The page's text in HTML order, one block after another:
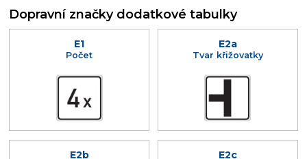
Dopravní značky dodatkové tabulky
E1
Počet
E2a
Tvar křižovatky
E2b E2c